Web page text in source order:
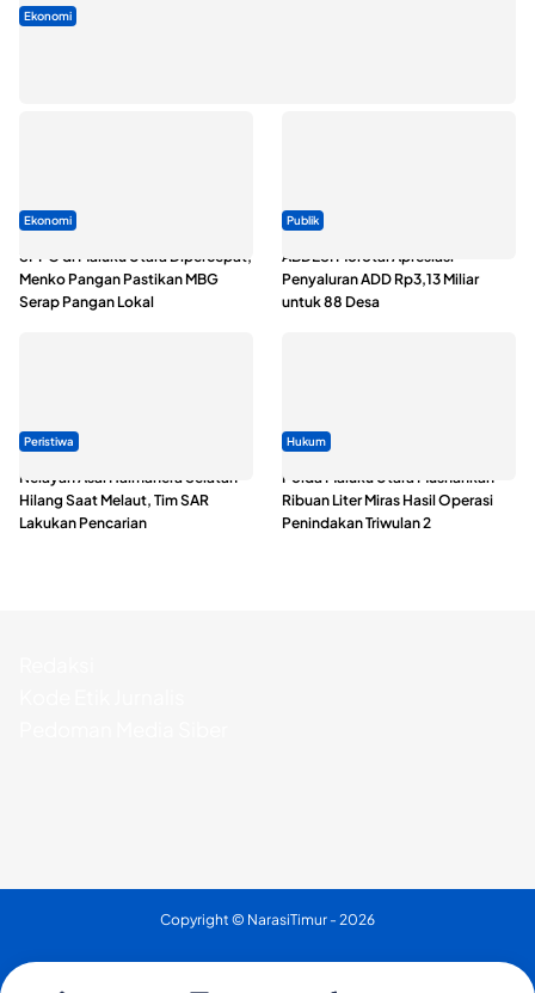
Ekonomi
Ekonomi
SPPG di Maluku Utara Dipercepat,
Menko Pangan Pastikan MBG
Serap Pangan Lokal
Publik
ABDESI Morotai Apresiasi
Penyaluran ADD Rp3,13 Miliar
untuk 88 Desa
Peristiwa
Nelayan Asal Halmahera Selatan
Hilang Saat Melaut, Tim SAR
Lakukan Pencarian
Hukum
Polda Maluku Utara Musnahkan
Ribuan Liter Miras Hasil Operasi
Penindakan Triwulan 2
Copyright © NarasiTimur - 2026